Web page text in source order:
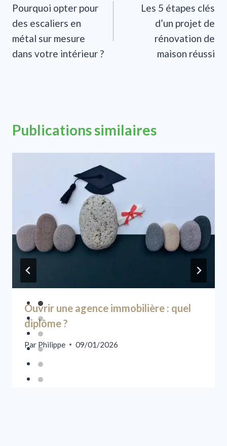
de
l’article
Pourquoi opter pour
des escaliers en
métal sur mesure
dans votre intérieur ?
Les 5 étapes clés
d’un projet de
rénovation de
maison réussi
Publications similaires
Ouvrir une agence immobilière : quel
diplôme ?
Par Philippe 09/01/2026